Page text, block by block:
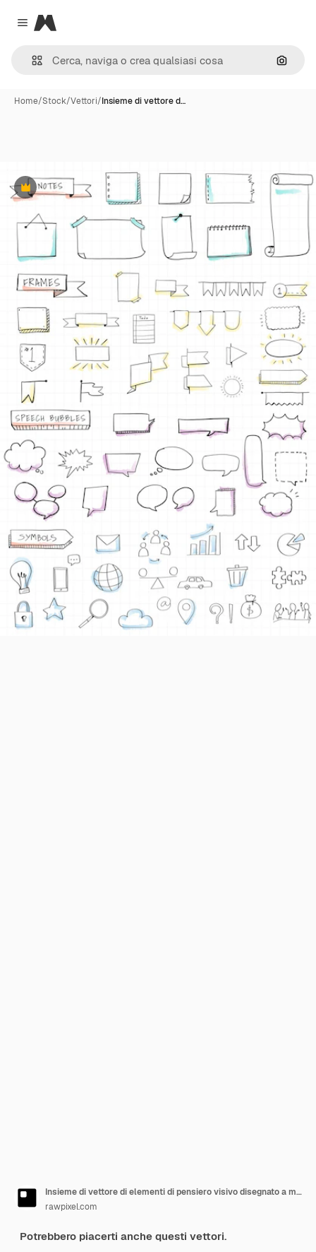
Close menu
Magnific
Cerca
Home/Stock/Vettori/Insieme di vettore d…
Premium
Insieme di vettore di elementi di pensiero visivo disegnato a mano
rawpixel.com
Potrebbero piacerti anche questi vettori.